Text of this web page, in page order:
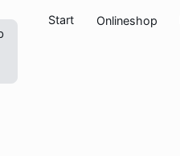
Start Onlineshop